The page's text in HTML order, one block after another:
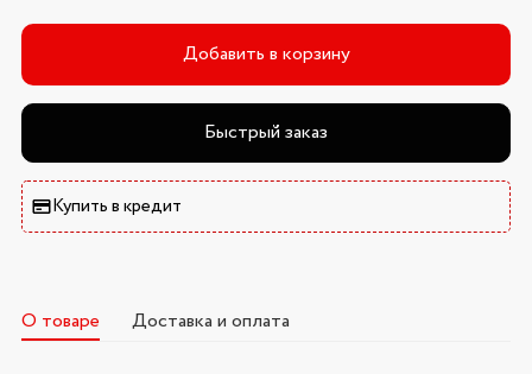
Добавить в корзину
Быстрый заказ
Купить в кредит
О товаре Доставка и оплата